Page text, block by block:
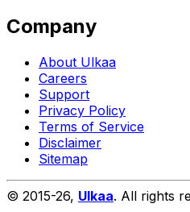
Company
About Ulkaa
Careers
Support
Privacy Policy
Terms of Service
Disclaimer
Sitemap
© 2015-26, Ulkaa. All rights